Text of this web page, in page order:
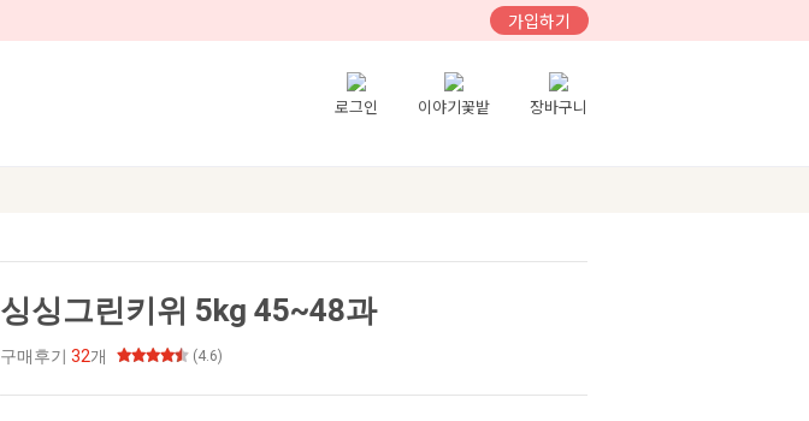
가입하기
로그인 이야기꽃밭 장바구니
싱싱그린키위 5kg 45~48과
구매후기 32개 (4.6)